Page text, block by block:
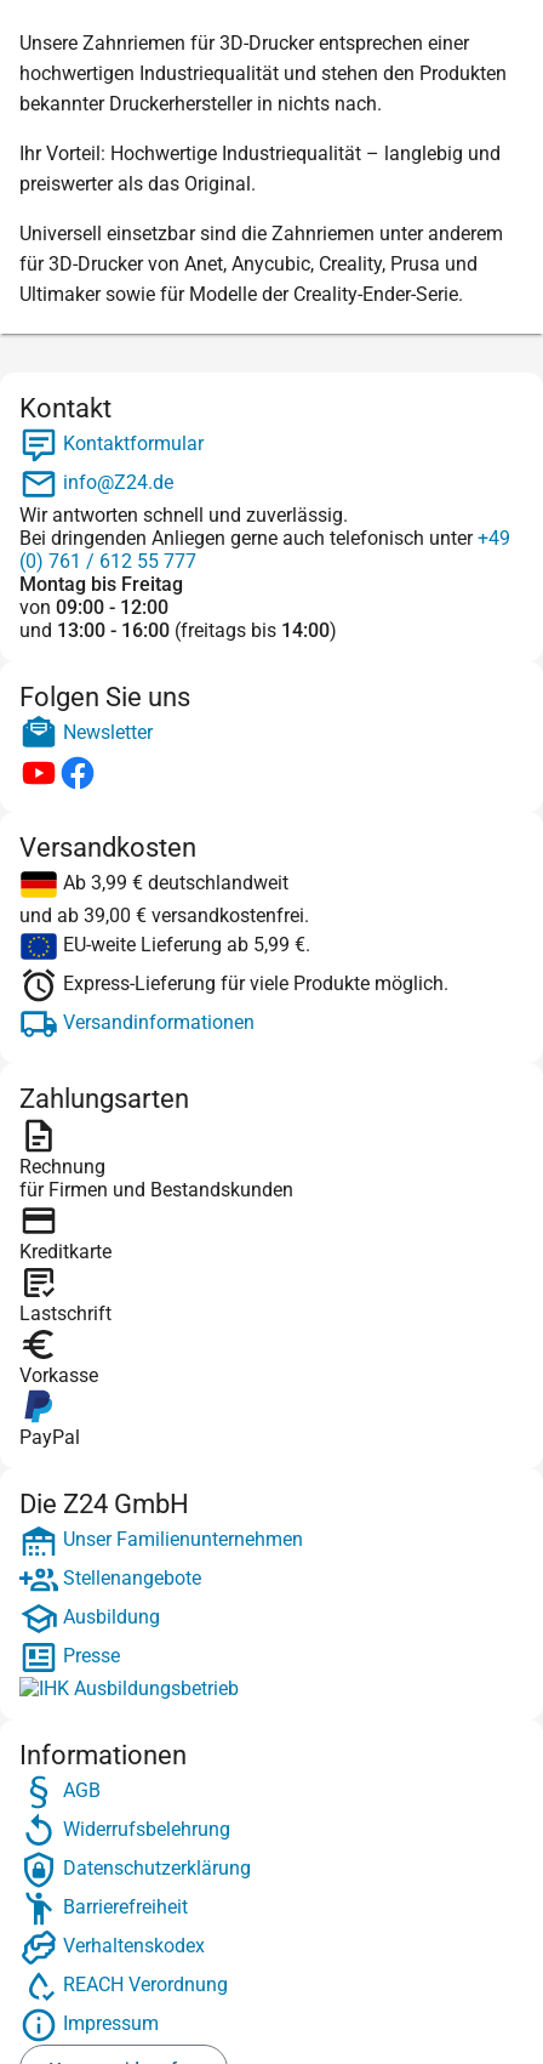
Unsere Zahnriemen für 3D-Drucker entsprechen einer
hochwertigen Industriequalität und stehen den Produkten
bekannter Druckerhersteller in nichts nach.
Ihr Vorteil: Hochwertige Industriequalität – langlebig und
preiswerter als das Original.
Universell einsetzbar sind die Zahnriemen unter anderem
für 3D-Drucker von Anet, Anycubic, Creality, Prusa und
Ultimaker sowie für Modelle der Creality-Ender-Serie.
Kontakt
Kontaktformular
info@Z24.de
Wir antworten schnell und zuverlässig.
Bei dringenden Anliegen gerne auch telefonisch unter+49
(0) 761 / 612 55 777
Montag bis Freitag
von 09:00 - 12:00
und 13:00 - 16:00 (freitags bis 14:00)
Folgen Sie uns
Newsletter
Versandkosten
Ab 3,99 € deutschlandweit
und ab 39,00 € versandkostenfrei.
EU-weite Lieferung ab 5,99 €.
Express-Lieferung für viele Produkte möglich.
Versandinformationen
Zahlungsarten
Rechnung
für Firmen und Bestandskunden
Kreditkarte
Lastschrift
Vorkasse
PayPal
Die Z24 GmbH
Unser Familienunternehmen
Stellenangebote
Ausbildung
Presse
Informationen
AGB
Widerrufsbelehrung
Datenschutzerklärung
Barrierefreiheit
Verhaltenskodex
REACH Verordnung
Impressum